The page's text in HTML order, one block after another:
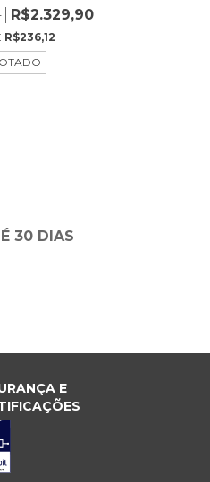
R$2.329,90
R$236,12
30 DIAS
E